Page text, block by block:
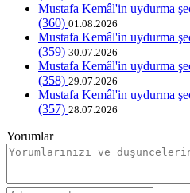
Mustafa Kemâl'in uydurma
(360) 01.08.2026
Mustafa Kemâl'in uydurma
(359) 30.07.2026
Mustafa Kemâl'in uydurma
(358) 29.07.2026
Mustafa Kemâl'in uydurma
(357) 28.07.2026
Yorumlar